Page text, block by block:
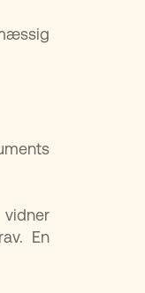
En